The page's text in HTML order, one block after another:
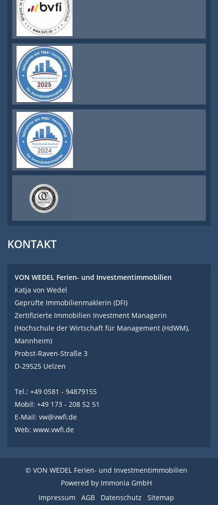
KONTAKT
VON WEDEL Ferien- und Investmentimmobilien
Katja von Wedel
Geprüfte Immobilienmaklerin (DFI)
Zertifizierte Immobilien Investment Managerin
(Hochschule der Wirtschaft für Management (HdWM),
Mannheim)
Probst-Raven-Straße 3
D-29525 Uelzen
Tel.: +49 0581 - 94879155
Mobil: +49 173 - 208 52 51
E-Mail: vw@vwfi.de
Web: www.vwfi.de
© VON WEDEL Ferien- und Investmentimmobilien
Powered by Immonia GmbH
Impressum
AGB Datenschutz Sitemap